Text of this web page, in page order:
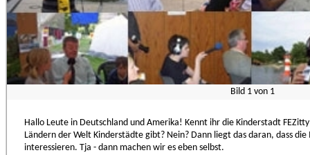
Bild 1 von 1
Hallo Leute in Deutschland und Amerika! Kennt ihr die Kinderstadt
Ländern der Welt Kinderstädte gibt? Nein? Dann liegt das daran, dass
interessieren. Tja - dann machen wir es eben selbst.